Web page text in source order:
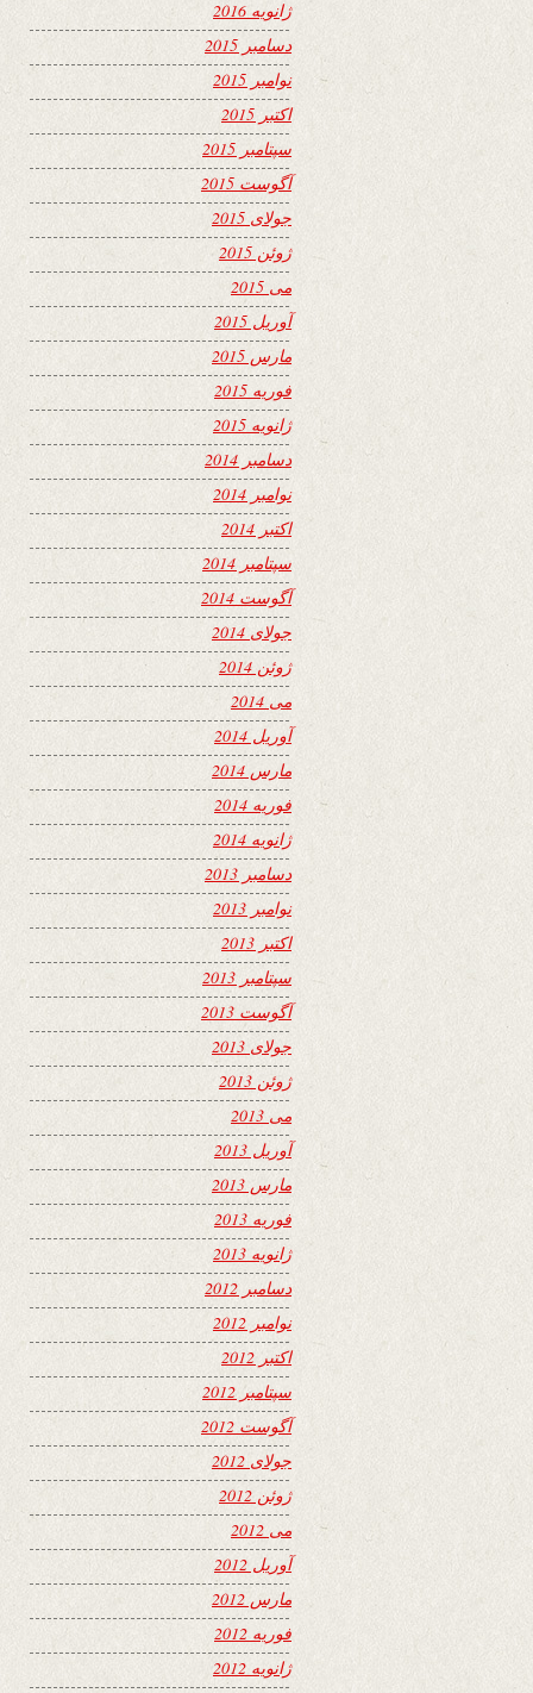
ژانویه 2016
دسامبر 2015
نوامبر 2015
اکتبر 2015
سپتامبر 2015
آگوست 2015
جولای 2015
ژوئن 2015
می 2015
آوریل 2015
مارس 2015
فوریه 2015
ژانویه 2015
دسامبر 2014
نوامبر 2014
اکتبر 2014
سپتامبر 2014
آگوست 2014
جولای 2014
ژوئن 2014
می 2014
آوریل 2014
مارس 2014
فوریه 2014
ژانویه 2014
دسامبر 2013
نوامبر 2013
اکتبر 2013
سپتامبر 2013
آگوست 2013
جولای 2013
ژوئن 2013
می 2013
آوریل 2013
مارس 2013
فوریه 2013
ژانویه 2013
دسامبر 2012
نوامبر 2012
اکتبر 2012
سپتامبر 2012
آگوست 2012
جولای 2012
ژوئن 2012
می 2012
آوریل 2012
مارس 2012
فوریه 2012
ژانویه 2012